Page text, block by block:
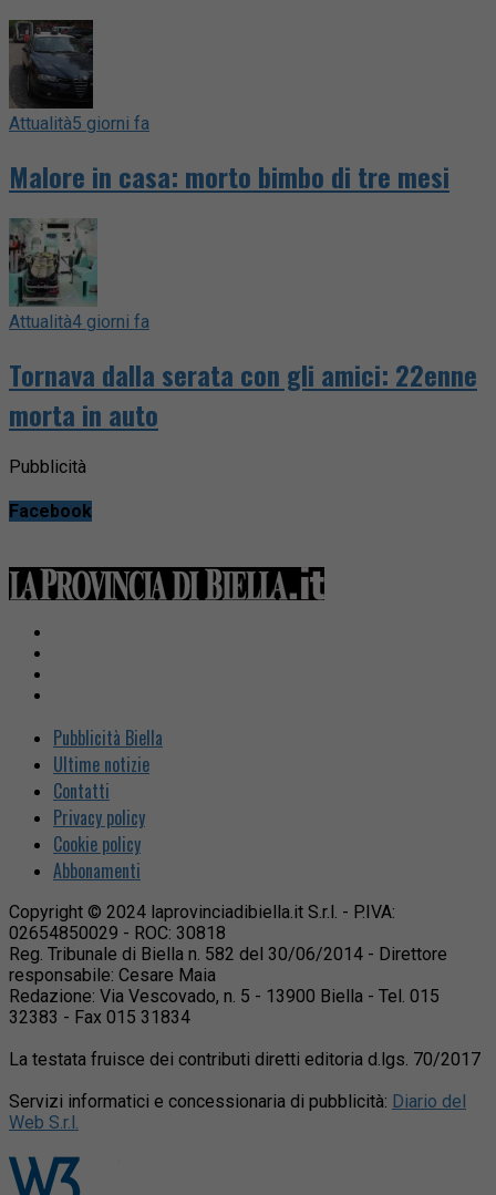
Attualità5 giorni fa
Malore in casa: morto bimbo di tre mesi
Attualità4 giorni fa
Tornava dalla serata con gli amici: 22enne
morta in auto
Pubblicità
Facebook
Pubblicità Biella
Ultime notizie
Contatti
Privacy policy
Cookie policy
Abbonamenti
Copyright © 2024 laprovinciadibiella.it S.r.l. - P.IVA:
02654850029 - ROC: 30818
Reg. Tribunale di Biella n. 582 del 30/06/2014 - Direttore
responsabile: Cesare Maia
Redazione: Via Vescovado, n. 5 - 13900 Biella - Tel. 015
32383 - Fax 015 31834
La testata fruisce dei contributi diretti editoria d.lgs. 70/2017
Servizi informatici e concessionaria di pubblicità: Diario del
Web S.r.l.